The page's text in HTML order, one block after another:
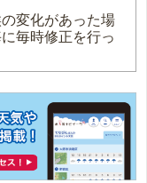
変化があった場
毎時修正を行っ